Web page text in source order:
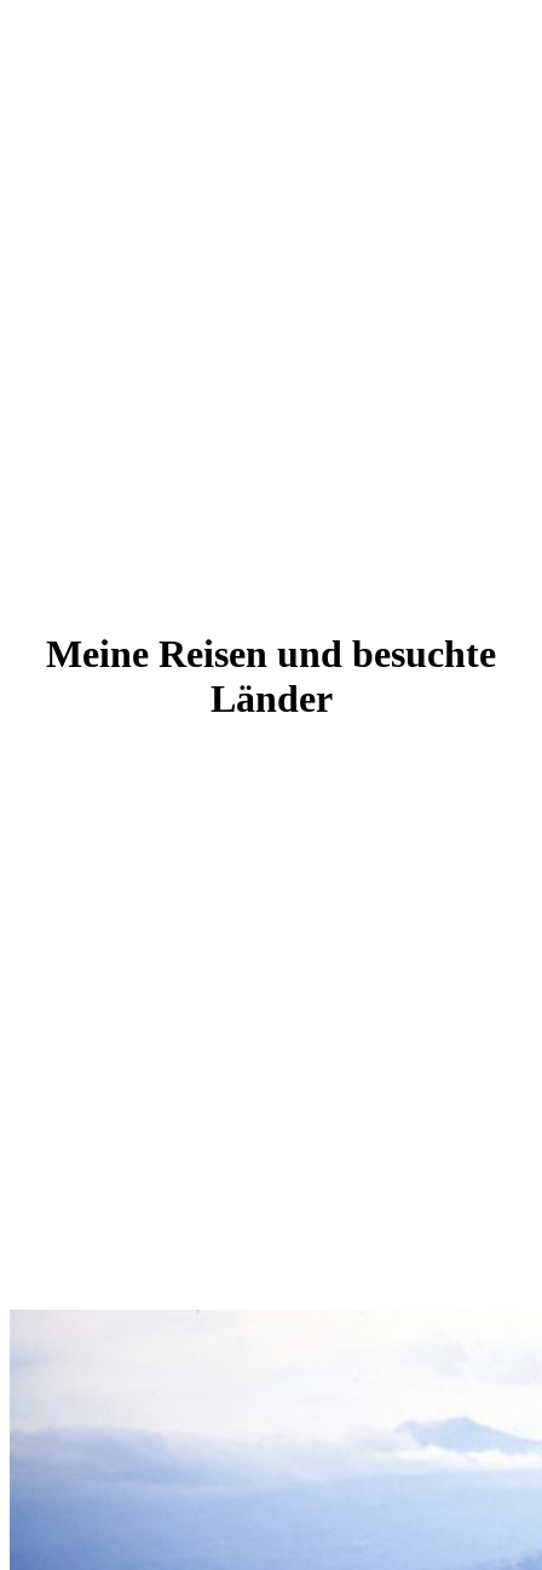
Meine Reisen und besuchte
Länder